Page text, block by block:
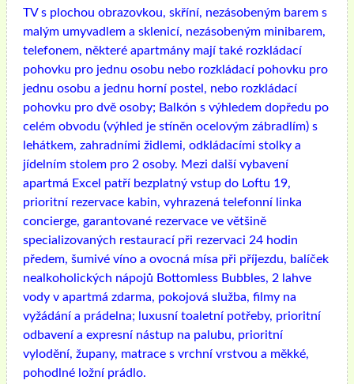
TV s plochou obrazovkou, skříní, nezásobeným barem s
malým umyvadlem a sklenicí, nezásobeným minibarem,
telefonem, některé apartmány mají také rozkládací
pohovku pro jednu osobu nebo rozkládací pohovku pro
jednu osobu a jednu horní postel, nebo rozkládací
pohovku pro dvě osoby; Balkón s výhledem dopředu po
celém obvodu (výhled je stíněn ocelovým zábradlím) s
lehátkem, zahradními židlemi, odkládacími stolky a
jídelním stolem pro 2 osoby. Mezi další vybavení
apartmá Excel patří bezplatný vstup do Loftu 19,
prioritní rezervace kabin, vyhrazená telefonní linka
concierge, garantované rezervace ve většině
specializovaných restaurací při rezervaci 24 hodin
předem, šumivé víno a ovocná mísa při příjezdu, balíček
nealkoholických nápojů Bottomless Bubbles, 2 lahve
vody v apartmá zdarma, pokojová služba, filmy na
vyžádání a prádelna; luxusní toaletní potřeby, prioritní
odbavení a expresní nástup na palubu, prioritní
vylodění, župany, matrace s vrchní vrstvou a měkké,
pohodlné ložní prádlo.